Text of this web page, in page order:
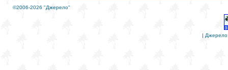
©2006-2026 "Джерело"
| Джерело